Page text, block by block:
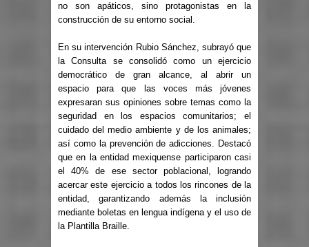
no son apáticos, sino protagonistas en la
construcción de su entorno social.
En su intervención Rubio Sánchez, subrayó que
la Consulta se consolidó como un ejercicio
democrático de gran alcance, al abrir un
espacio para que las voces más jóvenes
expresaran sus opiniones sobre temas como la
seguridad en los espacios comunitarios; el
cuidado del medio ambiente y de los animales;
así como la prevención de adicciones. Destacó
que en la entidad mexiquense participaron casi
el 40% de ese sector poblacional, logrando
acercar este ejercicio a todos los rincones de la
entidad, garantizando además la inclusión
mediante boletas en lengua indígena y el uso de
la Plantilla Braille.